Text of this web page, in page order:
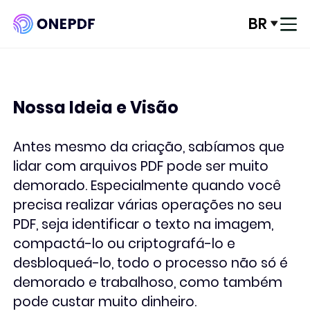
BR
Otimizar PDF
Organizar PDF
Editar PDF
Segurança de PDF
Conversor de PDF
Nossa Ideia e Visão
Antes mesmo da criação, sabíamos que
lidar com arquivos PDF pode ser muito
demorado. Especialmente quando você
precisa realizar várias operações no seu
PDF, seja identificar o texto na imagem,
compactá-lo ou criptografá-lo e
desbloqueá-lo, todo o processo não só é
demorado e trabalhoso, como também
pode custar muito dinheiro.